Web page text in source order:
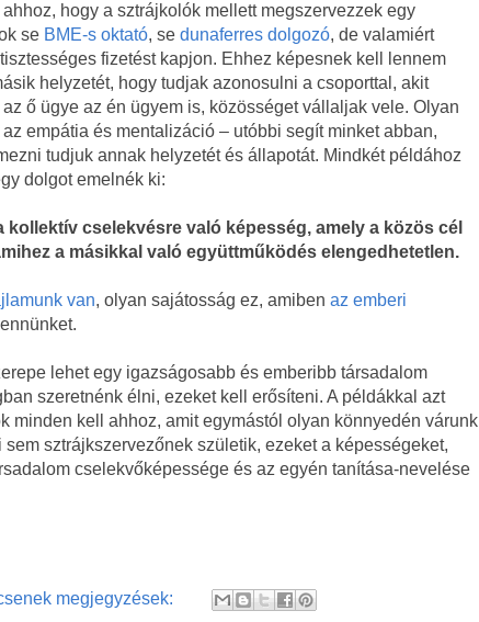
hogy a sztrájkolók mellett megszervezzek egy
se BME-s oktató, se dunaferres dolgozó, de valamiért
fizetést kapjon. Ehhez képesnek kell lennem
helyzetét, hogy tudjak azonosulni a csoporttal, akit
ő ügye az én ügyem is, közösséget vállaljak vele. Olyan
empátia és mentalizáció – utóbbi segít minket abban,
tudjuk annak helyzetét és állapotát. Mindkét példához
dolgot emelnék ki:
cselekvésre való képesség, amely a közös cél
a másikkal való együttműködés elengedhetetlen.
van, olyan sajátosság ez, amiben az emberi
lehet egy igazságosabb és emberibb társadalom
szeretnénk élni, ezeket kell erősíteni. A példákkal azt
minden kell ahhoz, amit egymástól olyan könnyedén várunk
sztrájkszervezőnek születik, ezeket a képességeket,
cselekvőképessége és az egyén tanítása-nevelése
megjegyzések: